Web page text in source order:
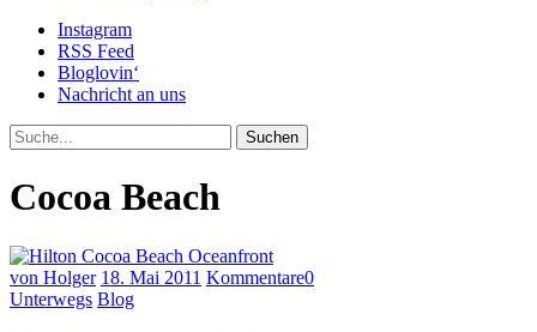
Instagram
RSS Feed
Bloglovin‘
Nachricht an uns
Suche
Cocoa Beach
von Holger 18. Mai 2011 Kommentare0
Unterwegs Blog